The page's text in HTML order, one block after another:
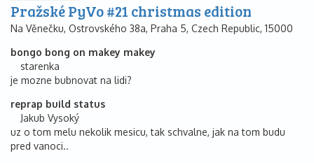
Pražské PyVo #21 christmas edition
Na Věnečku, Ostrovského 38a, Praha 5, Czech Republic, 15000
bongo bong on makey makey
starenka
je mozne bubnovat na lidi?
reprap build status
Jakub Vysoký
uz o tom melu nekolik mesicu, tak schvalne, jak na tom budu
pred vanoci..